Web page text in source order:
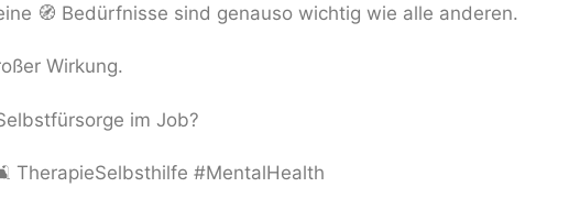
🧭 Bedürfnisse sind genauso wichtig wie alle anderen.
Wirkung.
im Job?
TherapieSelbsthilfe #MentalHealth